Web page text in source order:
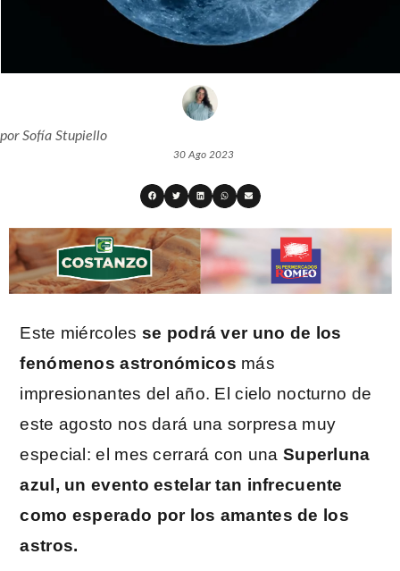
porSofía Stupiello
30 Ago 2023
Este miércoles se podrá ver uno de los
fenómenos astronómicos más
impresionantes del año. El cielo nocturno de
este agosto nos dará una sorpresa muy
especial: el mes cerrará con una Superluna
azul, un evento estelar tan infrecuente
como esperado por los amantes de los
astros.